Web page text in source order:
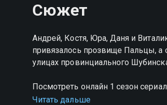
Сюжет
Андрей, Костя, Юра, Даня и
привязалось прозвище Пальцы, а
улицах провинциального
Посмотреть онлайн 1 сезон
на Смотрёшке
Читать дальше